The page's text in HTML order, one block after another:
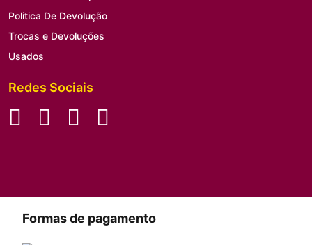
Politica De Devolução
Trocas e Devoluções
Usados
Redes Sociais
Formas de pagamento